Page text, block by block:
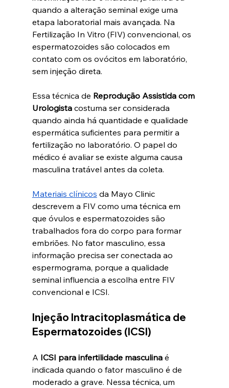
quando a alteração seminal exige uma
etapa laboratorial mais avançada. Na
Fertilização In Vitro (FIV) convencional, os
espermatozoides são colocados em
contato com os ovócitos em laboratório,
sem injeção direta.
Essa técnica de Reprodução Assistida com
Urologista costuma ser considerada
quando ainda há quantidade e qualidade
espermática suficientes para permitir a
fertilização no laboratório. O papel do
médico é avaliar se existe alguma causa
masculina tratável antes da coleta.
Materiais clínicos da Mayo Clinic
descrevem a FIV como uma técnica em
que óvulos e espermatozoides são
trabalhados fora do corpo para formar
embriões. No fator masculino, essa
informação precisa ser conectada ao
espermograma, porque a qualidade
seminal influencia a escolha entre FIV
convencional e ICSI.
Injeção Intracitoplasmática de
Espermatozoides (ICSI)
A ICSI para infertilidade masculina é
indicada quando o fator masculino é de
moderado a grave. Nessa técnica, um